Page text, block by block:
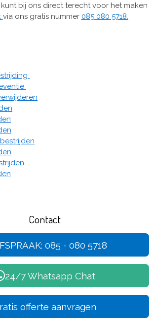
bij ons direct terecht voor het maken
via ons gratis nummer 085 080 5718.
Contact
085 - 080 5718
24/7 Whatsapp Chat
offerte aanvragen